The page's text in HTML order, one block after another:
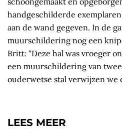
handgeschilderde
aan de wand gegeven. In de
muurschildering nog een
Britt: “Deze hal was vroeger
een muurschildering van
ouderwetse stal verwijzen we
LEES MEER